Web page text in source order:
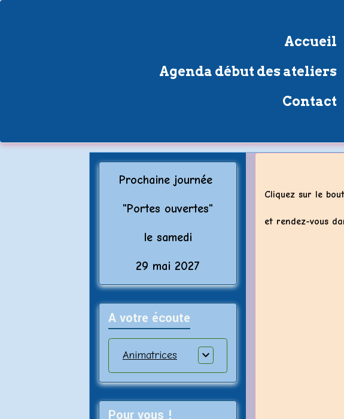
Accueil
Agenda début des ateliers
Contact
Cliquez sur le
et rendez-vous
Prochaine journée
"Portes ouvertes"
le samedi
29 mai 2027
A votre écoute
Animatrices
Pour vous !